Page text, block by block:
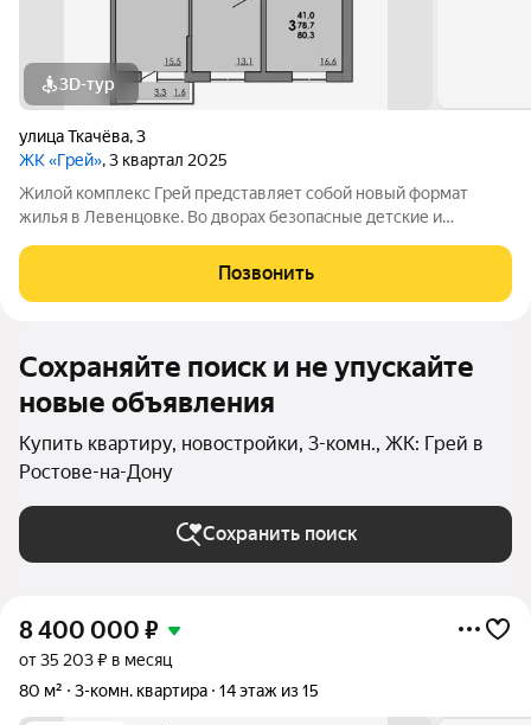
3D-тур
улица Ткачёва,3
ЖК «Грей», 3 квартал 2025
Жилой комплекс Грей представляет собой новый формат
жилья в Левенцовке. Во дворах безопасные детские и
другое. Большая территория под гостевую парковку, теплый
подземный паркинг. На территории
Позвонить
Сохраняйте поиск и не упускайте
новые объявления
Купить квартиру, новостройки, 3-комн., ЖК: Грей в
Ростове-на-Дону
Сохранить поиск
8 400 000 ₽
от 35 203 ₽ в месяц
80 м²
3-комн. квартира 14 этаж из 15